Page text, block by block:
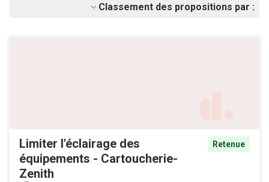
Classement des propositions par :
Limiter l'éclairage des
équipements - Cartoucherie-
Zenith
Retenue